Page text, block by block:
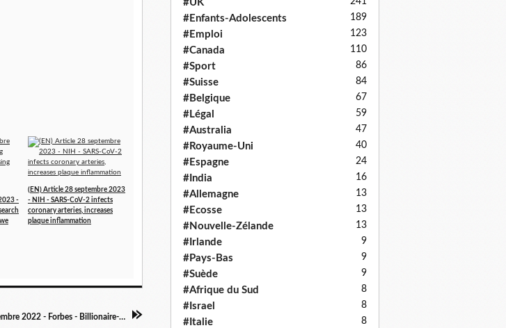
-
(EN) Article 28 septembre 2023
- NIH - SARS-CoV-2 infects
coronary arteries, increases
plaque inflammation
(EN) Article 8 septembre 2022 - Forbes - Billionaire-Backed Group Steps Up Hunt For Long Covid Treatment
#UK
#Enfants-Adolescents 189
#Emploi 123
#Canada 110
#Sport 86
#Suisse 84
#Belgique 67
#Légal 59
#Australia 47
#Royaume-Uni 40
#Espagne 24
#India 16
#Allemagne 13
#Ecosse 13
#Nouvelle-Zélande 13
#Irlande 9
#Pays-Bas 9
#Suède 9
#Afrique du Sud 8
#Israel 8
#Italie 8